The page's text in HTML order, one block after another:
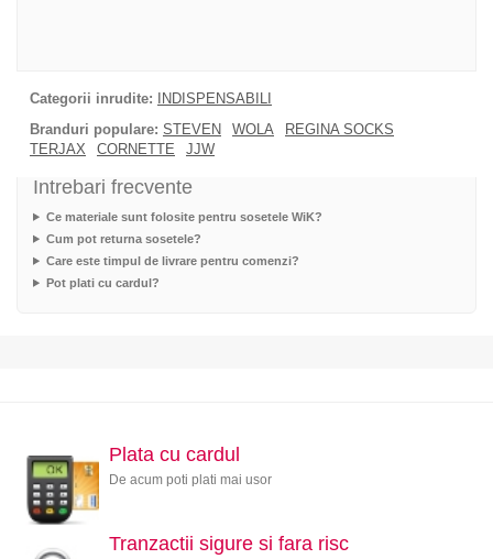
Categorii inrudite:
INDISPENSABILI
Branduri populare: STEVEN WOLA
REGINA SOCKS
TERJAX
CORNETTE JJW
Intrebari frecvente
Ce materiale sunt folosite pentru sosetele WiK?
Cum pot returna sosetele?
Care este timpul de livrare pentru comenzi?
Pot plati cu cardul?
Plata cu cardul
De acum poti plati mai usor
Tranzactii sigure si fara risc